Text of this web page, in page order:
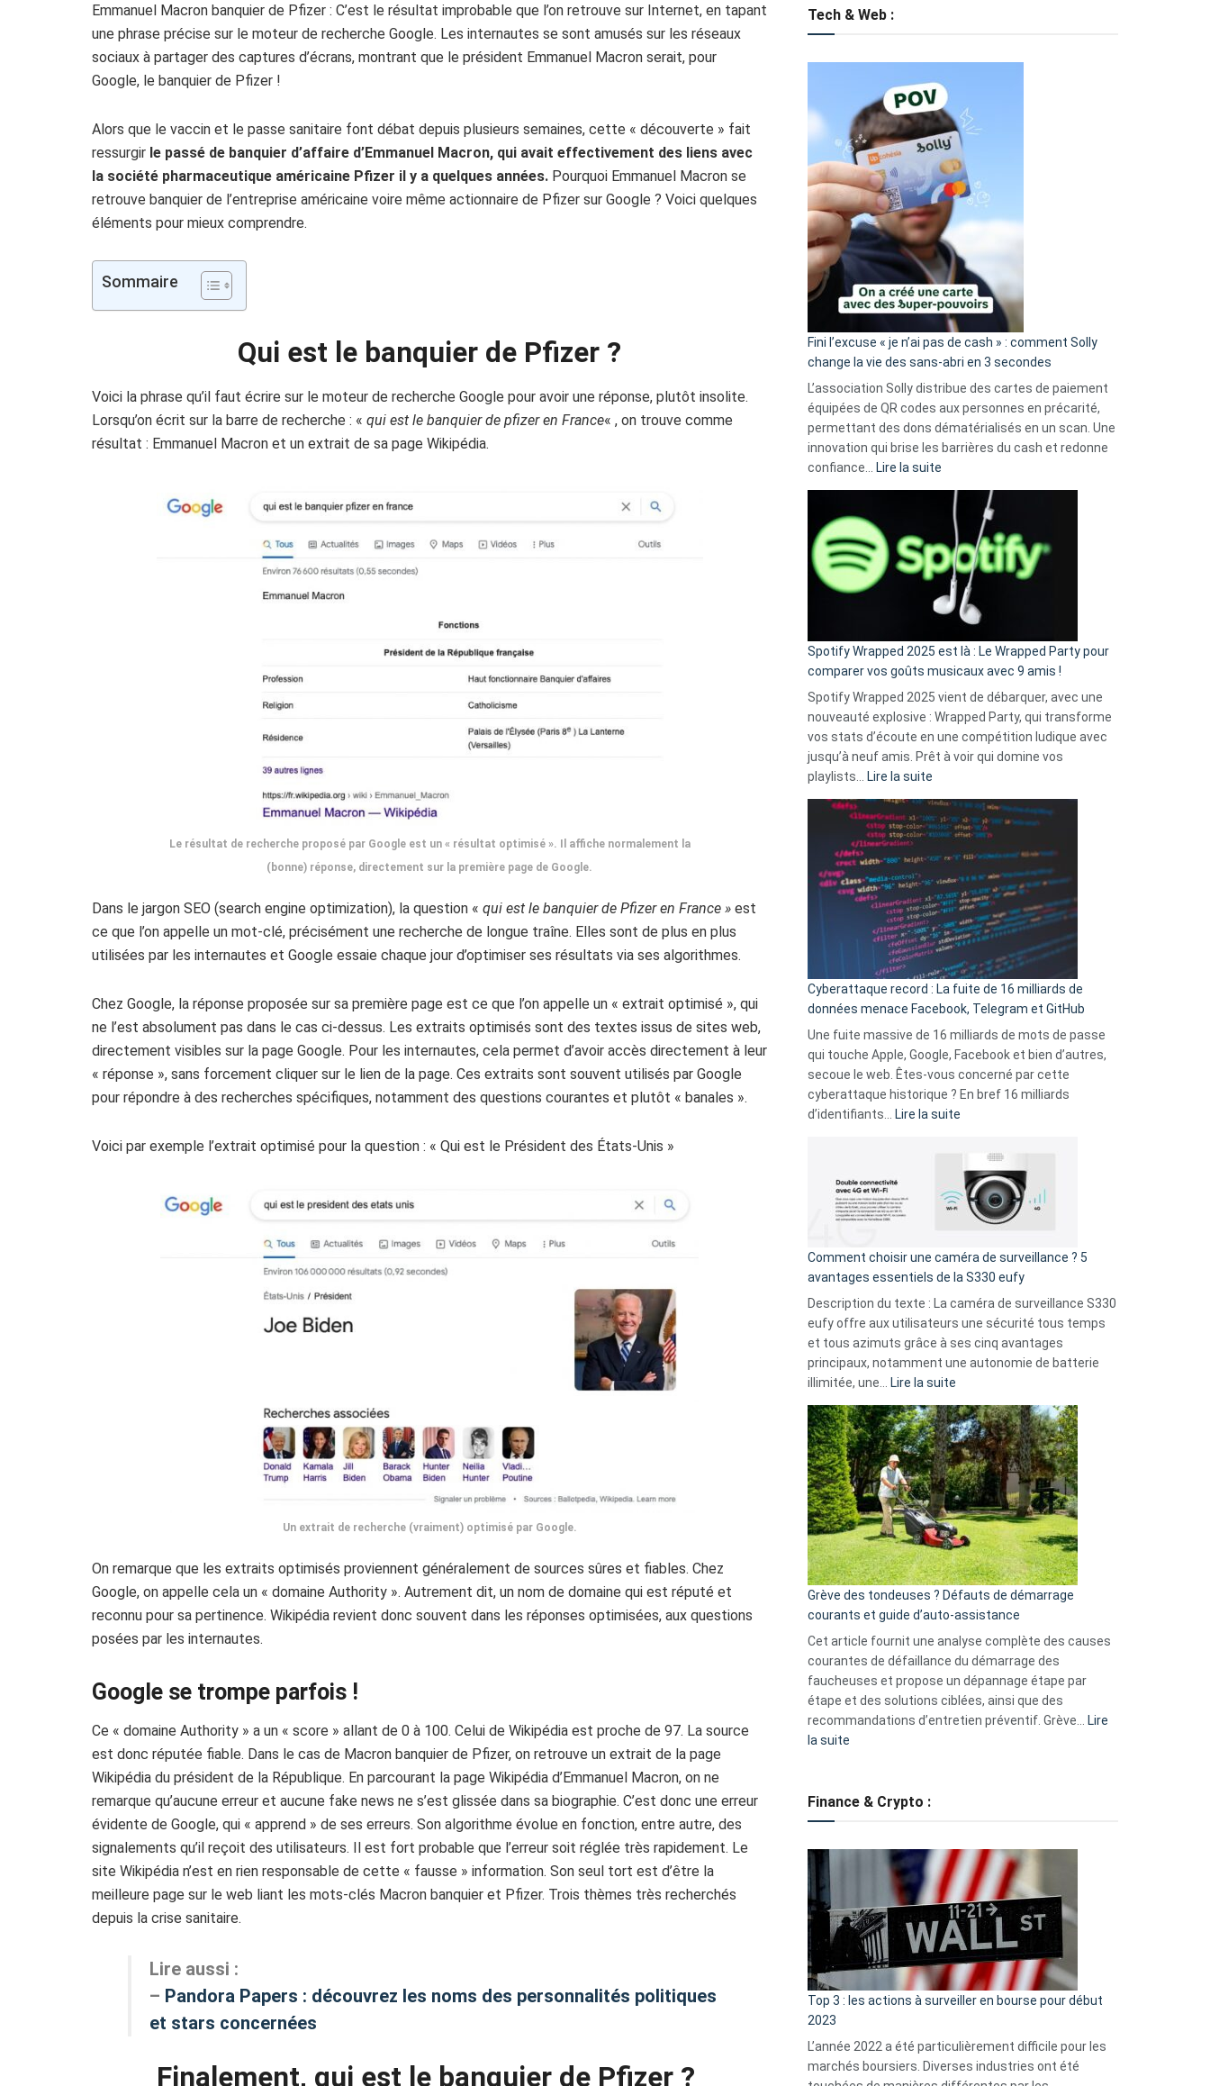
Emmanuel Macron banquier de Pfizer : C’est le résultat improbable que l’on retrouve sur Internet, en tapant
une phrase précise sur le moteur de recherche Google. Les internautes se sont amusés sur les réseaux
sociaux à partager des captures d’écrans, montrant que le président Emmanuel Macron serait, pour
Google, le banquier de Pfizer !
Alors que le vaccin et le passe sanitaire font débat depuis plusieurs semaines, cette « découverte » fait
ressurgir le passé de banquier d’affaire d’Emmanuel Macron, qui avait effectivement des liens avec
la société pharmaceutique américaine Pfizer il y a quelques années. Pourquoi Emmanuel Macron se
retrouve banquier de l’entreprise américaine voire même actionnaire de Pfizer sur Google ? Voici quelques
éléments pour mieux comprendre.
Sommaire
Qui est le banquier de Pfizer ?
Voici la phrase qu’il faut écrire sur le moteur de recherche Google pour avoir une réponse, plutôt insolite.
Lorsqu’on écrit sur la barre de recherche : « qui est le banquier de pfizer en France« , on trouve comme
résultat : Emmanuel Macron et un extrait de sa page Wikipédia.
Le résultat de recherche proposé par Google est un « résultat optimisé ». Il affiche normalement la
(bonne) réponse, directement sur la première page de Google.
Dans le jargon SEO (search engine optimization), la question « qui est le banquier de Pfizer en France » est
ce que l’on appelle un mot-clé, précisément une recherche de longue traîne. Elles sont de plus en plus
utilisées par les internautes et Google essaie chaque jour d’optimiser ses résultats via ses algorithmes.
Chez Google, la réponse proposée sur sa première page est ce que l’on appelle un « extrait optimisé », qui
ne l’est absolument pas dans le cas ci-dessus. Les extraits optimisés sont des textes issus de sites web,
directement visibles sur la page Google. Pour les internautes, cela permet d’avoir accès directement à leur
« réponse », sans forcement cliquer sur le lien de la page. Ces extraits sont souvent utilisés par Google
pour répondre à des recherches spécifiques, notamment des questions courantes et plutôt « banales ».
Voici par exemple l’extrait optimisé pour la question : « Qui est le Président des États-Unis »
Un extrait de recherche (vraiment) optimisé par Google.
On remarque que les extraits optimisés proviennent généralement de sources sûres et fiables. Chez
Google, on appelle cela un « domaine Authority ». Autrement dit, un nom de domaine qui est réputé et
reconnu pour sa pertinence. Wikipédia revient donc souvent dans les réponses optimisées, aux questions
posées par les internautes.
Google se trompe parfois !
Ce « domaine Authority » a un « score » allant de 0 à 100. Celui de Wikipédia est proche de 97. La source
est donc réputée fiable. Dans le cas de Macron banquier de Pfizer, on retrouve un extrait de la page
Wikipédia du président de la République. En parcourant la page Wikipédia d’Emmanuel Macron, on ne
remarque qu’aucune erreur et aucune fake news ne s’est glissée dans sa biographie. C’est donc une erreur
évidente de Google, qui « apprend » de ses erreurs. Son algorithme évolue en fonction, entre autre, des
signalements qu’il reçoit des utilisateurs. Il est fort probable que l’erreur soit réglée très rapidement. Le
site Wikipédia n’est en rien responsable de cette « fausse » information. Son seul tort est d’être la
meilleure page sur le web liant les mots-clés Macron banquier et Pfizer. Trois thèmes très recherchés
depuis la crise sanitaire.
Lire aussi :
– Pandora Papers : découvrez les noms des personnalités politiques
et stars concernées
Finalement, qui est le banquier de Pfizer ?
Tech & Web :
Fini l’excuse « je n’ai pas de cash » : comment Solly
change la vie des sans-abri en 3 secondes
L’association Solly distribue des cartes de paiement
équipées de QR codes aux personnes en précarité,
permettant des dons dématérialisés en un scan. Une
innovation qui brise les barrières du cash et redonne
confiance…
Lire la suite
l’excuse
je
n’ai
pas
de
cash
»
Solly
change
la
vie
sans-
abri
en
3
secondes
Spotify Wrapped 2025 est là : Le Wrapped Party pour
comparer vos goûts musicaux avec 9 amis !
Spotify Wrapped 2025 vient de débarquer, avec une
nouveauté explosive : Wrapped Party, qui transforme
vos stats d’écoute en une compétition ludique avec
jusqu’à neuf amis. Prêt à voir qui domine vos
playlists…
Lire la suite
Wrapped
2025
est
:
Le
Wrapped
Party
pour
comparer
vos
goûts
musicaux
avec
9
amis
Cyberattaque record : La fuite de 16 milliards de
données menace Facebook, Telegram et GitHub
Une fuite massive de 16 milliards de mots de passe
qui touche Apple, Google, Facebook et bien d’autres,
secoue le web. Êtes-vous concerné par cette
cyberattaque historique ? En bref 16 milliards
d’identifiants…
Lire la suite
record
La
fuite
16
milliards
données
menace
Facebook,
Telegram
GitHub
Comment choisir une caméra de surveillance ? 5
avantages essentiels de la S330 eufy
Description du texte : La caméra de surveillance S330
eufy offre aux utilisateurs une sécurité tous temps
et tous azimuts grâce à ses cinq avantages
principaux, notamment une autonomie de batterie
illimitée, une…
Lire la suite
choisir
une
caméra
de
surveillance
?
5
avantages
essentiels
de
la
S330
eufy
Grève des tondeuses ? Défauts de démarrage
courants et guide d’auto-assistance
Cet article fournit une analyse complète des causes
courantes de défaillance du démarrage des
faucheuses et propose un dépannage étape par
étape et des solutions ciblées, ainsi que des
recommandations d’entretien préventif. Grève…
Lire
la suite
tondeuses
démarrage
courants
et
guide
d’auto-
assistance
Finance & Crypto :
Top 3 : les actions à surveiller en bourse pour début
2023
L’année 2022 a été particulièrement difficile pour les
marchés boursiers. Diverses industries ont été